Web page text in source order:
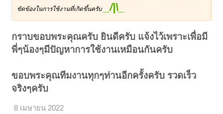
ขัดข้องในการใช้งานที่เกิดขึ้นครับ
_/|\_
กราบขอบพระคุณครับ ยินดีครับ แจ้งไว้เพราะเพื่อมี
พี่ๆน้องๆมีปัญหาการใช้งานเหมือนกันครับ
ขอบพระคุณทีมงานทุกๆท่านอีกครั้งครับ รวดเร็ว
จริงๆครับ
8 เมษายน 2022